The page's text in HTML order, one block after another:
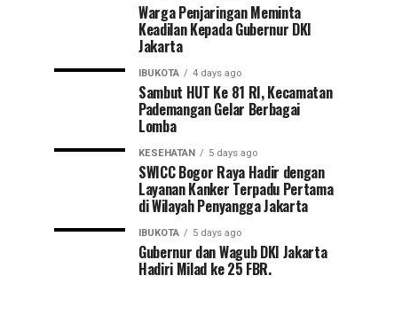
Warga Penjaringan Meminta
Keadilan Kepada Gubernur DKI
Jakarta
IBUKOTA 4 days ago
Sambut HUT Ke 81 RI, Kecamatan
Pademangan Gelar Berbagai
Lomba
KESEHATAN 5 days ago
SWICC Bogor Raya Hadir dengan
Layanan Kanker Terpadu Pertama
di Wilayah Penyangga Jakarta
IBUKOTA 5 days ago
Gubernur dan Wagub DKI Jakarta
Hadiri Milad ke 25 FBR.